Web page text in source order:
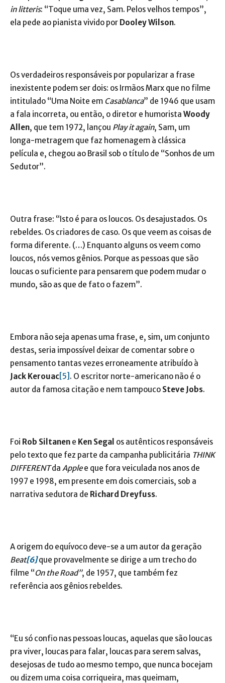
in litteris: “Toque uma vez, Sam. Pelos velhos tempos”,
ela pede ao pianista vivido por Dooley Wilson.
Os verdadeiros responsáveis por popularizar a frase
inexistente podem ser dois: os Irmãos Marx que no filme
intitulado “Uma Noite em Casablanca” de 1946 que usam
a fala incorreta, ou então, o diretor e humorista Woody
Allen, que tem 1972, lançou Play it again, Sam, um
longa-metragem que faz homenagem à clássica
película e, chegou ao Brasil sob o título de “Sonhos de um
Sedutor”.
Outra frase: “Isto é para os loucos. Os desajustados. Os
rebeldes. Os criadores de caso. Os que veem as coisas de
forma diferente. (…) Enquanto alguns os veem como
loucos, nós vemos gênios. Porque as pessoas que são
loucas o suficiente para pensarem que podem mudar o
mundo, são as que de fato o fazem”.
Embora não seja apenas uma frase, e, sim, um conjunto
destas, seria impossível deixar de comentar sobre o
pensamento tantas vezes erroneamente atribuído à
Jack Kerouac[5] . O escritor norte-americano não é o
autor da famosa citação e nem tampouco Steve Jobs.
Foi Rob Siltanen e Ken Segal os autênticos responsáveis
pelo texto que fez parte da campanha publicitária THINK
DIFFERENTda Applee que fora veiculada nos anos de
1997 e 1998, em presente em dois comerciais, sob a
narrativa sedutora de Richard Dreyfuss.
A origem do equívoco deve-se a um autor da geração
Beat[6]que provavelmente se dirige a um trecho do
filme “On the Road”, de 1957, que também fez
referência aos gênios rebeldes.
“Eu só confio nas pessoas loucas, aquelas que são loucas
pra viver, loucas para falar, loucas para serem salvas,
desejosas de tudo ao mesmo tempo, que nunca bocejam
ou dizem uma coisa corriqueira, mas queimam,